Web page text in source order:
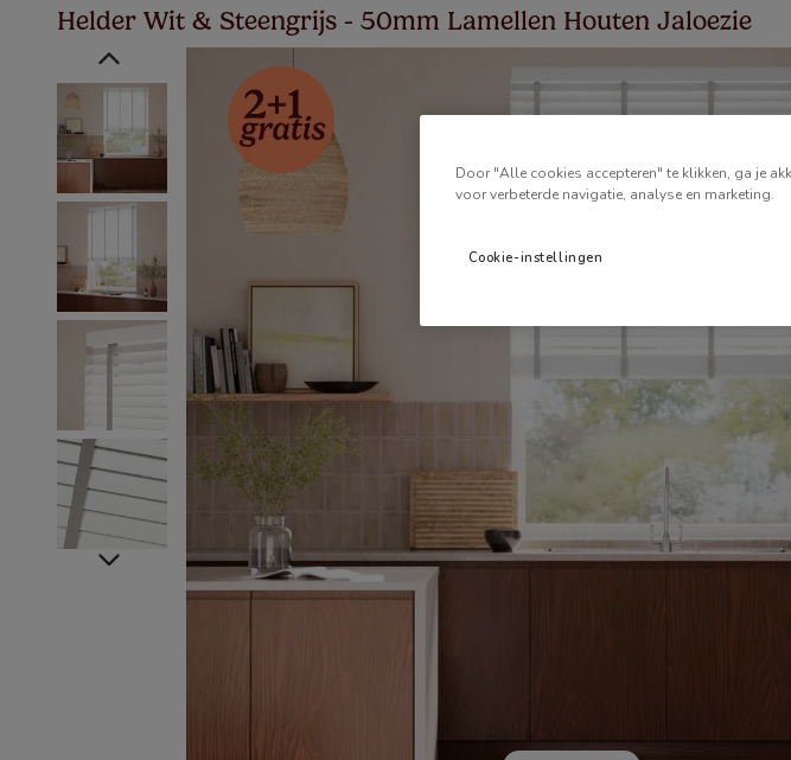
Helder Wit & Steengrijs - 50mm Lamellen Houten Jaloezie
Door "Alle cookies accepteren" te klikken, ga je
voor verbeterde navigatie, analyse en marketing.
Cookie-instellingen